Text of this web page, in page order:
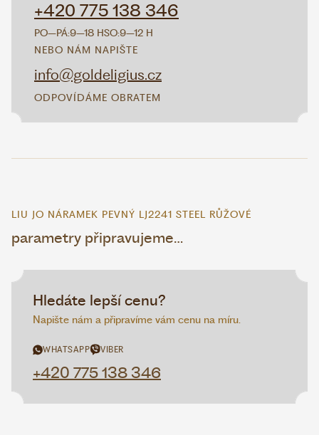
+420 775 138 346
PO–PÁ:9–18 HSO:9–12 H
NEBO NÁM NAPIŠTE
info@goldeligius.cz
ODPOVÍDÁME OBRATEM
LIU JO NÁRAMEK PEVNÝ LJ2241 STEEL RŮŽOVÉ
parametry připravujeme…
Hledáte lepší cenu?
Napište nám a připravíme vám cenu na míru.
WHATSAPP VIBER
+420 775 138 346